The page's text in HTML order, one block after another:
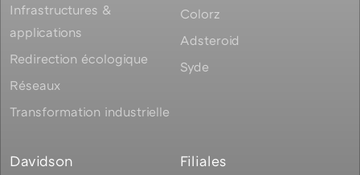
Infrastructures &
applications
Redirection écologique
Réseaux
Transformation industrielle
Colorz
Adsteroid
Syde
Davidson Filiales